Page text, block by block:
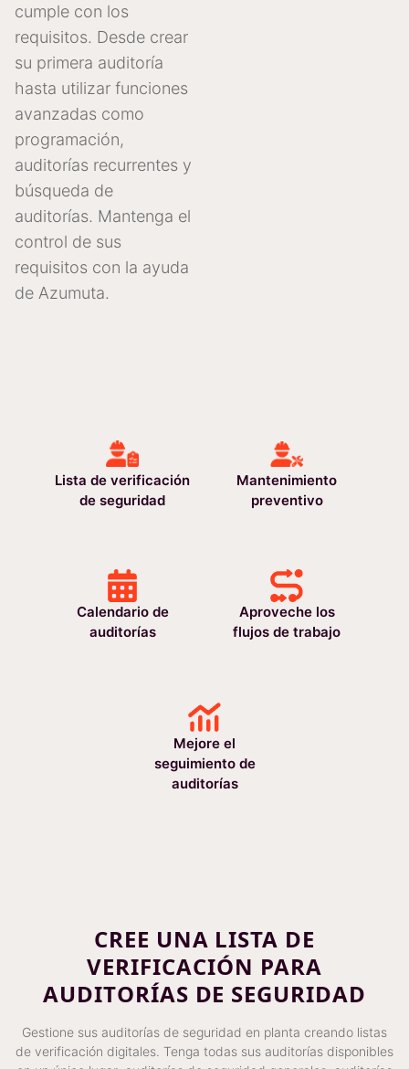
cumple con los
requisitos. Desde crear
su primera auditoría
hasta utilizar funciones
avanzadas como
programación,
auditorías recurrentes y
búsqueda de
auditorías. Mantenga el
control de sus
requisitos con la ayuda
de Azumuta.
Lista de verificación
de seguridad
Mantenimiento
preventivo
Calendario de
auditorías
Aproveche los
flujos de trabajo
Mejore el
seguimiento de
auditorías
CREE UNA LISTA DE
VERIFICACIÓN PARA
AUDITORÍAS DE SEGURIDAD
Gestione sus auditorías de seguridad en planta creando listas
de verificación digitales. Tenga todas sus auditorías disponibles